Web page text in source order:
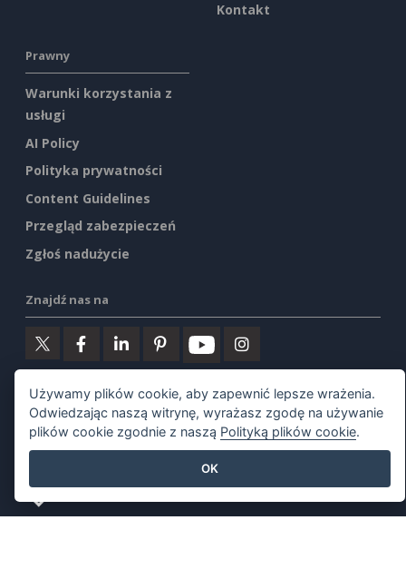
Kontakt
Prawny
Warunki korzystania z
usługi
AI Policy
Polityka prywatności
Content Guidelines
Przegląd zabezpieczeń
Zgłoś nadużycie
Znajdź nas na
Polecane produkty
Visual Paradigm Online
Visual Paradigm Desktop
Używamy plików cookie, aby zapewnić lepsze wrażenia.
Odwiedzając naszą witrynę, wyrażasz zgodę na używanie
plików cookie zgodnie z naszą Polityką plików cookie.
OK